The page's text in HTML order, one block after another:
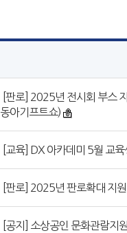
[판로] 2025년 전시회 부스
동아기프트쇼)
[교육] DX 아카데미 5월 교육
[판로] 2025년 판로확대 지
[공지] 소상공인 문화관람지